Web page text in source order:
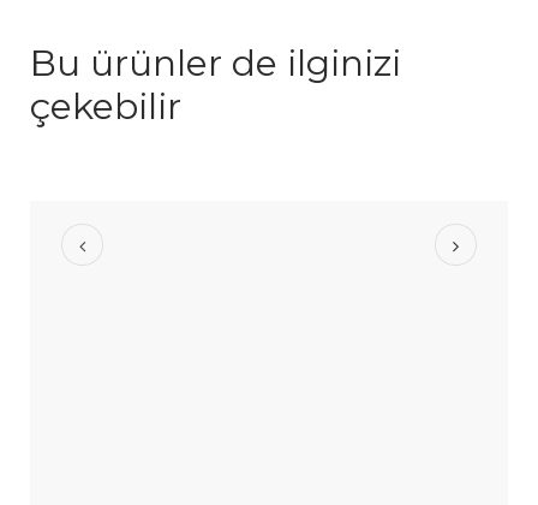
Bu ürünler de ilginizi
çekebilir